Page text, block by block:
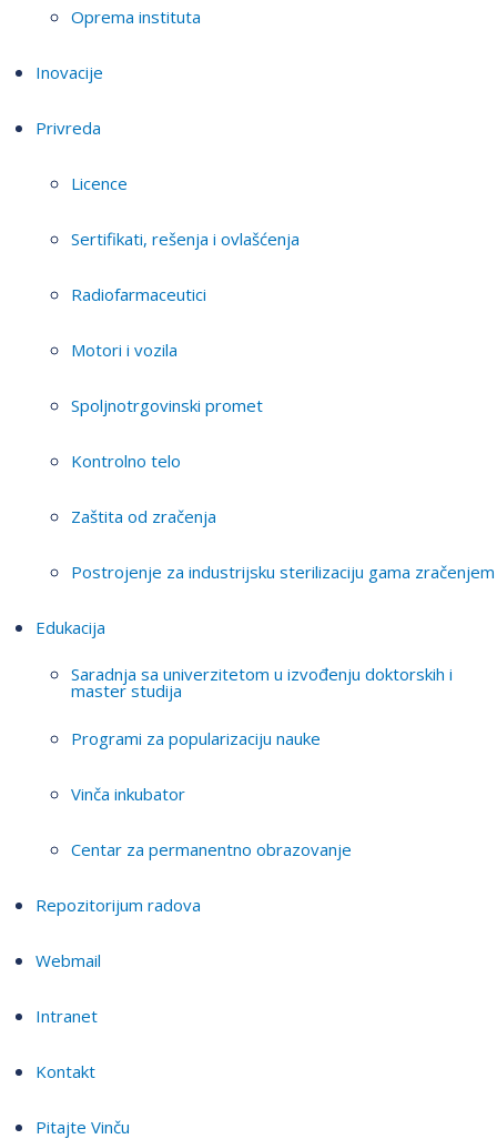
Oprema instituta
Inovacije
Privreda
Licence
Sertifikati, rešenja i ovlašćenja
Radiofarmaceutici
Motori i vozila
Spoljnotrgovinski promet
Kontrolno telo
Zaštita od zračenja
Postrojenje za industrijsku sterilizaciju gama zračenjem
Edukacija
Saradnja sa univerzitetom u izvođenju doktorskih i
master studija
Programi za popularizaciju nauke
Vinča inkubator
Centar za permanentno obrazovanje
Repozitorijum radova
Webmail
Intranet
Kontakt
Pitajte Vinču